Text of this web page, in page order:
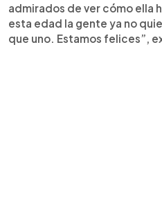
admirados de ver cómo ella
esta edad la gente ya no
que uno. Estamos felices”,